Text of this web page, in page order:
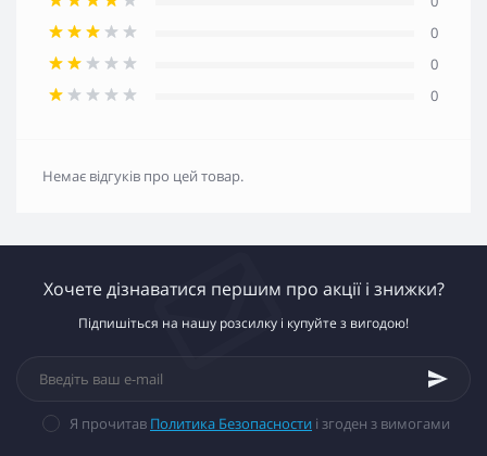
0
0
0
Немає відгуків про цей товар.
Хочете дізнаватися першим про акції і знижки?
Підпишіться на нашу розсилку і купуйте з вигодою!
Я прочитав Политика Безопасности і згоден з вимогами